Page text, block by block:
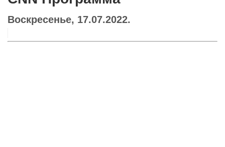
Воскресенье, 17.07.2022.